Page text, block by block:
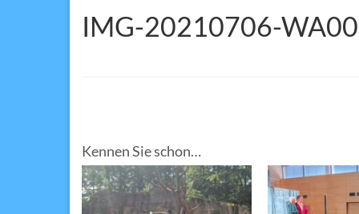
IMG-20210706-
Kennen Sie schon…